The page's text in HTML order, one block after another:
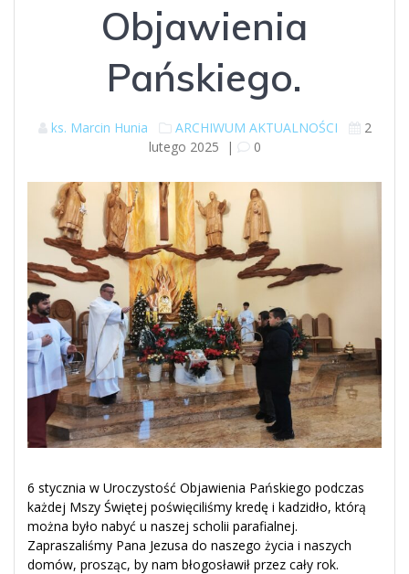
Objawienia
Pańskiego.
ks. Marcin Hunia ARCHIWUM AKTUALNOŚCI
2
lutego 2025 | 0
6 stycznia w Uroczystość Objawienia Pańskiego podczas
każdej Mszy Świętej poświęciliśmy kredę i kadzidło, którą
można było nabyć u naszej scholii parafialnej.
Zapraszaliśmy Pana Jezusa do naszego życia i naszych
domów, prosząc, by nam błogosławił przez cały rok.